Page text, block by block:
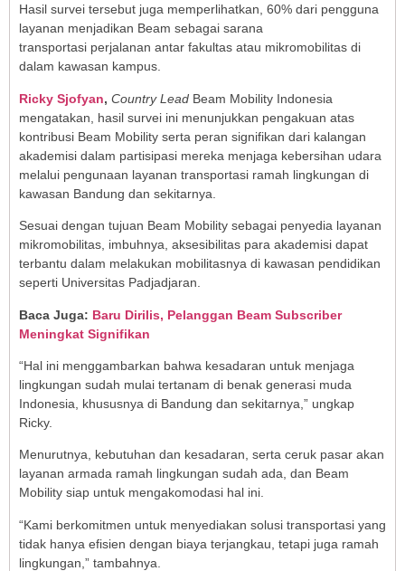
Hasil survei tersebut juga memperlihatkan, 60% dari pengguna
layanan menjadikan Beam sebagai sarana
transportasi perjalanan antar fakultas atau mikromobilitas di
dalam kawasan kampus.
Ricky Sjofyan, Country Lead Beam Mobility Indonesia
mengatakan, hasil survei ini menunjukkan pengakuan atas
kontribusi Beam Mobility serta peran signifikan dari kalangan
akademisi dalam partisipasi mereka menjaga kebersihan udara
melalui pengunaan layanan transportasi ramah lingkungan di
kawasan Bandung dan sekitarnya.
Sesuai dengan tujuan Beam Mobility sebagai penyedia layanan
mikromobilitas, imbuhnya, aksesibilitas para akademisi dapat
terbantu dalam melakukan mobilitasnya di kawasan pendidikan
seperti Universitas Padjadjaran.
Baca Juga: Baru Dirilis, Pelanggan Beam Subscriber
Meningkat Signifikan
“Hal ini menggambarkan bahwa kesadaran untuk menjaga
lingkungan sudah mulai tertanam di benak generasi muda
Indonesia, khususnya di Bandung dan sekitarnya,” ungkap
Ricky.
Menurutnya, kebutuhan dan kesadaran, serta ceruk pasar akan
layanan armada ramah lingkungan sudah ada, dan Beam
Mobility siap untuk mengakomodasi hal ini.
“Kami berkomitmen untuk menyediakan solusi transportasi yang
tidak hanya efisien dengan biaya terjangkau, tetapi juga ramah
lingkungan,” tambahnya.